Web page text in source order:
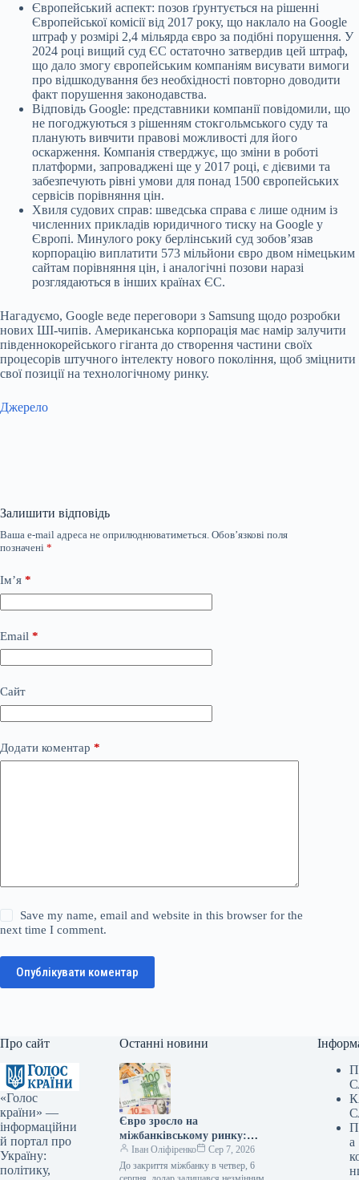
Європейський аспект: позов ґрунтується на рішенні
Європейської комісії від 2017 року, що наклало на Google
штраф у розмірі 2,4 мільярда євро за подібні порушення. У
2024 році вищий суд ЄС остаточно затвердив цей штраф,
що дало змогу європейським компаніям висувати вимоги
про відшкодування без необхідності повторно доводити
факт порушення законодавства.
Відповідь Google: представники компанії повідомили, що
не погоджуються з рішенням стокгольмського суду та
планують вивчити правові можливості для його
оскарження. Компанія стверджує, що зміни в роботі
платформи, запроваджені ще у 2017 році, є дієвими та
забезпечують рівні умови для понад 1500 європейських
сервісів порівняння цін.
Хвиля судових справ: шведська справа є лише одним із
численних прикладів юридичного тиску на Google у
Європі. Минулого року берлінський суд зобов’язав
корпорацію виплатити 573 мільйони євро двом німецьким
сайтам порівняння цін, і аналогічні позови наразі
розглядаються в інших країнах ЄС.
Нагадуємо, Google веде переговори з Samsung щодо розробки
нових ШІ-чипів. Американська корпорація має намір залучити
південнокорейського гіганта до створення частини своїх
процесорів штучного інтелекту нового покоління, щоб зміцнити
свої позиції на технологічному ринку.
Джерело
Залишити відповідь
Ваша e-mail адреса не оприлюднюватиметься. Обов’язкові поля
позначені *
Ім’я *
Email *
Сайт
Додати коментар *
Save my name, email and website in this browser for the
next time I comment.
Опублікувати коментар
Про сайт
«Голос
країни» —
інформаційни
й портал про
Україну:
політику,
Останні новини
Євро зросло на
міжбанківському ринку:
вартість валют на вечір –
Мінфін
Іван Оліфіренко
Сер 7, 2026
До закриття міжбанку в четвер, 6
а